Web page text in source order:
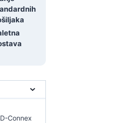
Connex